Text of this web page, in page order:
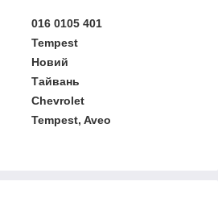
016 0105 401
Tempest
Новий
Тайвань
Chevrolet
Tempest, Aveo